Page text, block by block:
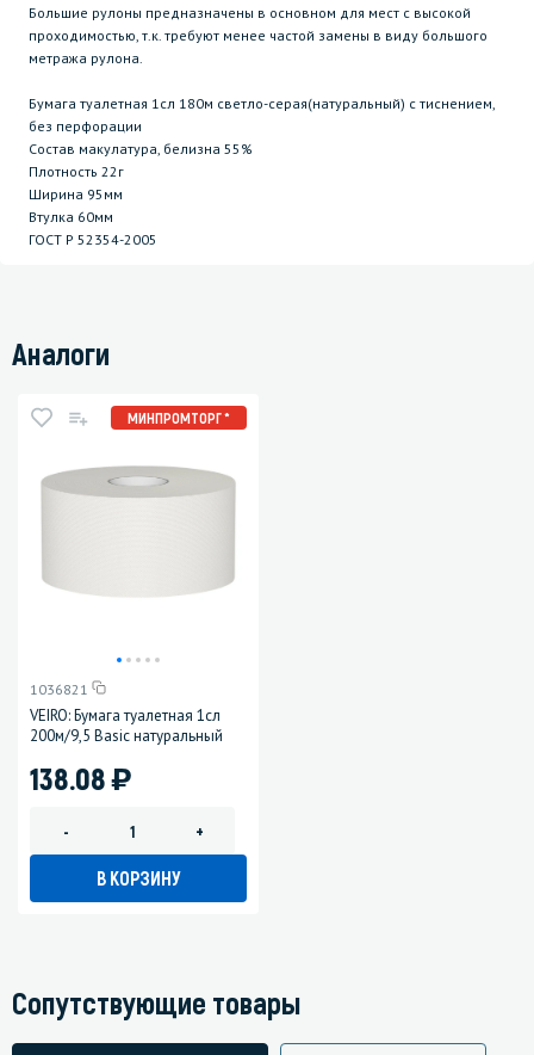
Большие рулоны предназначены в основном для мест с высокой
проходимостью, т.к. требуют менее частой замены в виду большого
метража рулона.
Бумага туалетная 1сл 180м светло-серая(натуральный) с тиснением,
без перфорации
Состав макулатура, белизна 55%
Плотность 22г
Ширина 95мм
Втулка 60мм
ГОСТ P 52354-2005
Аналоги
МИНПРОМТОРГ *
1036821
VEIRO: Бумага туалетная 1сл
200м/9,5 Basic натуральный
138.08)
- +
В КОРЗИНУ
Сопутствующие товары